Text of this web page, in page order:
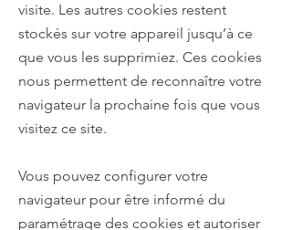
visite. Les autres cookies restent
stockés sur votre appareil jusqu’à ce
que vous les supprimiez. Ces cookies
nous permettent de reconnaître votre
navigateur la prochaine fois que vous
visitez ce site.
Vous pouvez configurer votre
navigateur pour être informé du
paramétrage des cookies et autoriser